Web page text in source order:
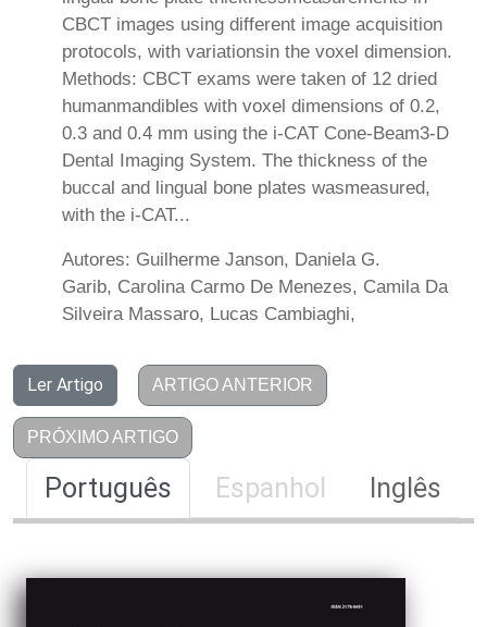
CBCT images using different image acquisition
protocols, with variationsin the voxel dimension.
Methods: CBCT exams were taken of 12 dried
humanmandibles with voxel dimensions of 0.2,
0.3 and 0.4 mm using the i-CAT Cone-Beam3-D
Dental Imaging System. The thickness of the
buccal and lingual bone plates wasmeasured,
with the i-CAT...
Autores: Guilherme Janson, Daniela G.
Garib, Carolina Carmo De Menezes, Camila Da
Silveira Massaro, Lucas Cambiaghi,
Ler Artigo ARTIGO ANTERIOR
PRÓXIMO ARTIGO
Português Espanhol Inglês